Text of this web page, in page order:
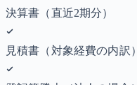
決算書（直近2期分）
見積書（対象経費の内訳）